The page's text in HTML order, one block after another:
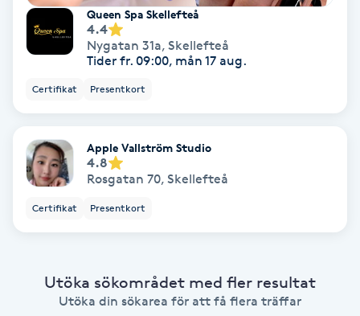
Bröllopsuppsättning
Color correction
Cryoterapi
Damklippning
Queen Spa Skellefteå
4.4
Nygatan 31a, Skellefteå
Tider fr. 09:00, mån 17 aug.
Certifikat Presentkort
Apple Vallström Studio
4.8
Rosgatan 70, Skellefteå
Certifikat Presentkort
Utöka sökområdet med fler resultat
Utöka din sökarea för att få flera träffar